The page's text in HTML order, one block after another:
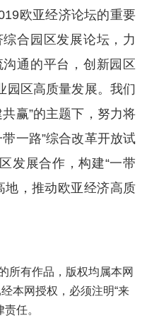
欧亚经济论坛的重要
合园区发展论坛，力
通的平台，创新园区
园区高质量发展。我们
赢”的主题下，努力将
一路”综合改革开放试
发展合作，构建“一带
地，推动欧亚经济高质
所有作品，版权均属本网
本网授权，必须注明“来
任。